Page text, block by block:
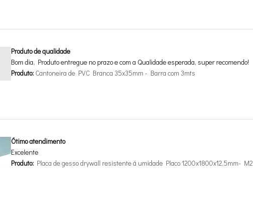
Produto de qualidade
Bom dia, Produto entregue no prazo e com a Qualidade esperada, super recomendo!
Produto: Cantoneira de PVC Branca 35x35mm - Barra com 3mts
Ótimo atendimento
Excelente
Produto: Placa de gesso drywall resistente á umidade Placo 1200x1800x12,5mm- M2